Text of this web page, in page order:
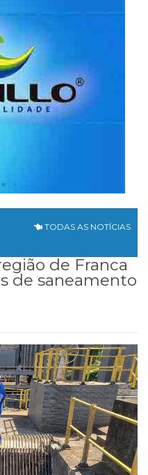
TODAS AS NOTÍCIAS
de Franca
de saneamento